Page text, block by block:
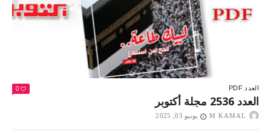
العدد PDF 0
العدد 2536 مجلة أكتوبر
M KAMAL يونيو 03, 2025